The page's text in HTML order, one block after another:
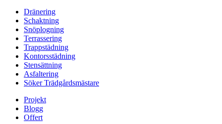
Dränering
Schaktning
Snöplogning
Terrassering
Trappstädning
Kontorsstädning
Stensättning
Asfaltering
Söker Trädgårdsmästare
Projekt
Blogg
Offert